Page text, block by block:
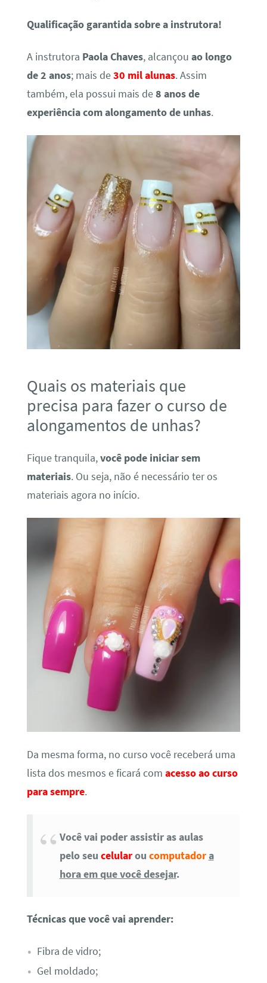
Qualificação garantida sobre a instrutora!
A instrutora Paola Chaves, alcançou ao longo
de 2 anos; mais de30 mil alunas. Assim
também, ela possui mais de8 anos de
experiência com alongamento de unhas.
Quais os materiais que
precisa para fazer o curso de
alongamentos de unhas?
Fique tranquila,você pode iniciar sem
materiais. Ou seja, não é necessário ter os
materiais agora no início.
Da mesma forma, no curso você receberá uma
lista dos mesmos e ficará com acesso ao curso
para sempre.
Você vai poder assistir as aulas
pelo seu celularou computador a
hora em que você desejar.
Técnicas que você vai aprender:
Fibra de vidro;
Gel moldado;